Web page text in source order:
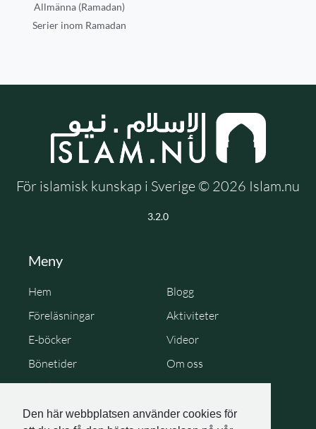
Den här webbplatsen använder cookies för
Allmänna (Ramadan)
Serier inom Ramadan
För islamisk kunskap i Sverige © 2026 Islam.nu
3.2.0
Meny
Hem
Blogg
Föreläsningar
Aktiviteter
E-böcker
Videor
Bönetider
Om oss
Cookie Policy
Personuppgiftspolicy